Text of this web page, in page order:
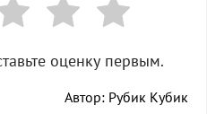
оценку первым.
Автор: Рубик Кубик